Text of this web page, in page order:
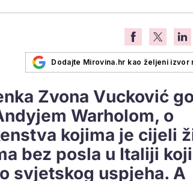
Dodajte Mirovina.hr kao željeni izvor
Zvona Vucković
Warholom, o
kojima je cijeli
bez posla u Italiji
svjetskog uspjeha. A